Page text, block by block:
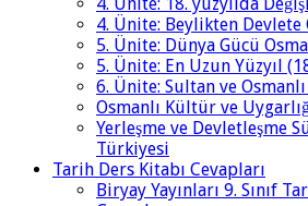
4. Ünite: Beylikten Devlete
5. Ünite: Dünya Gücü
5. Ünite: En Uzun Yüzyıl
6. Ünite: Sultan ve
Osmanlı Kültür ve
Yerleşme ve Devletleşme
Türkiyesi
Tarih Ders Kitabı Cevapları
Biryay Yayınları 9. Sınıf